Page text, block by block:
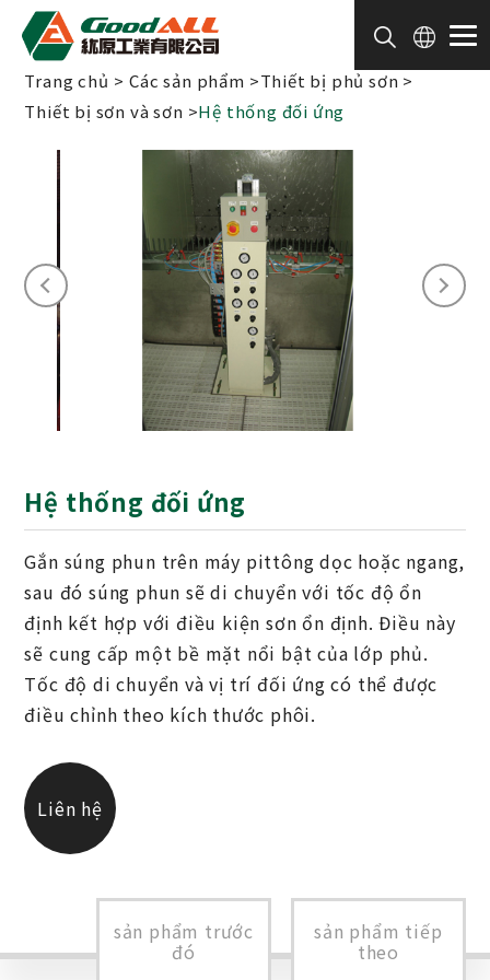
Trang chủ Các sản phẩm
Thiết bị phủ sơn
Thiết bị sơn và sơn
Hệ thống đối ứng
Hệ thống đối ứng
Gắn súng phun trên máy pittông dọc hoặc ngang,
sau đó súng phun sẽ di chuyển với tốc độ ổn
định kết hợp với điều kiện sơn ổn định. Điều này
sẽ cung cấp một bề mặt nổi bật của lớp phủ.
Tốc độ di chuyển và vị trí đối ứng có thể được
điều chỉnh theo kích thước phôi.
Liên hệ
chúng tôi
sản phẩm trước
đó
sản phẩm tiếp
theo
Bảng quản lý cookie